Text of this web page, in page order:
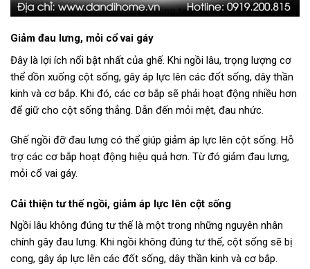
Giảm đau lưng, mỏi cổ vai gáy
Đây là lợi ích nổi bật nhất của ghế. Khi ngồi lâu, trọng lượng cơ
thể dồn xuống cột sống, gây áp lực lên các đốt sống, dây thần
kinh và cơ bắp. Khi đó, các cơ bắp sẽ phải hoạt động nhiều hơn
để giữ cho cột sống thẳng. Dẫn đến mỏi mệt, đau nhức.
Ghế ngồi đỡ đau lưng có thể giúp giảm áp lực lên cột sống. Hỗ
trợ các cơ bắp hoạt động hiệu quả hơn. Từ đó giảm đau lưng,
mỏi cổ vai gáy.
Cải thiện tư thế ngồi, giảm áp lực lên cột sống
Ngồi lâu không đúng tư thế là một trong những nguyên nhân
chính gây đau lưng. Khi ngồi không đúng tư thế, cột sống sẽ bị
cong, gây áp lực lên các đốt sống, dây thần kinh và cơ bắp.